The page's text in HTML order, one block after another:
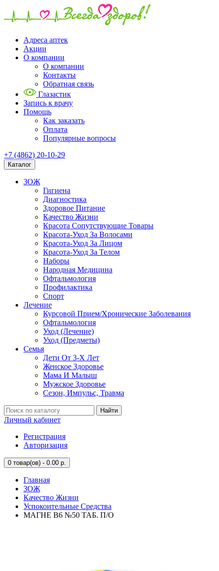
Адреса аптек
Акции
О компании
О компании
Контакты
Обратная связь
Глазастик
Запись к врачу
Помощь
Как заказать
Оплата
Популярные вопросы
+7 (4862) 20-10-29
Каталог
ЗОЖ
Гигиена
Диагностика
Здоровое Питание
Качество Жизни
Красота Сопутствующие Товары
Красота-Уход За Волосами
Красота-Уход За Лицом
Красота-Уход За Телом
Наборы
Народная Медицина
Офтальмология
Профилактика
Спорт
Лечение
Курсовой Прием/Хронические Заболевания
Офтальмология
Уход (Лечение)
Уход (Предметы)
Семья
Дети От 3-Х Лет
Женское Здоровье
Мама И Малыш
Мужское Здоровье
Сезон, Импульс, Травма
Найти
Личный кабинет
Регистрация
Авторизация
0 товар(ов) - 0.00 р.
Главная
ЗОЖ
Качество Жизни
Успокоительные Средства
МАГНЕ В6 №50 ТАБ. П/О